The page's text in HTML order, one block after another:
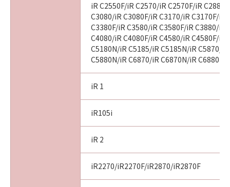
iR C2550F/iR C2570/iR C2570F/iR
C3080/iR C3080F/iR C3170/iR C3170F/iR
C3380F/iR C3580/iR C3580F/iR C3880/iR
C4080/iR C4080F/iR C4580/iR C4580F/iR
C5180N/iR C5185/iR C5185N/iR C5870/
C5880N/iR C6870/iR C6870N/iR C6880N
iR 1
iR105i
iR 2
iR2270/iR2270F/iR2870/iR2870F